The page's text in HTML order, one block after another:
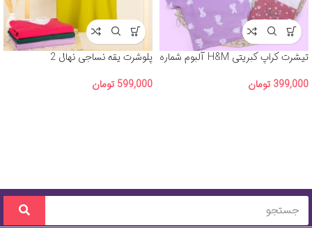
تیشرت کراپ کبریتی H&M آلبوم شماره
399,000 تومان
پلوشرت یقه نساجی نهال 2
599,000 تومان